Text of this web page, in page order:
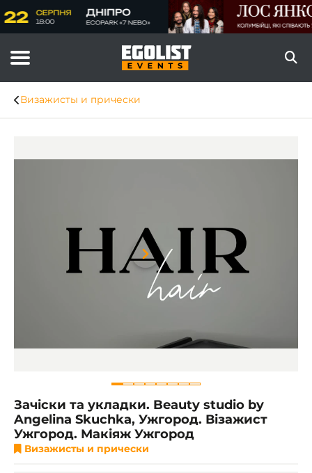
Визажисты и прически
Item
1
of
8
Зачіски та укладки. Beauty studio by
Angelina Skuchka, Ужгород. Візажист
Ужгород. Макіяж Ужгород
Визажисты и прически